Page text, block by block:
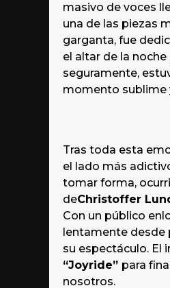
masivo de voces
una de las piezas
garganta, fue
el altar de la
seguramente,
momento sublime
Tras toda esta
el lado más
tomar forma,
deChristoffer
Con un público
lentamente desde
su espectáculo. El
“Joyride” para
nosotros.